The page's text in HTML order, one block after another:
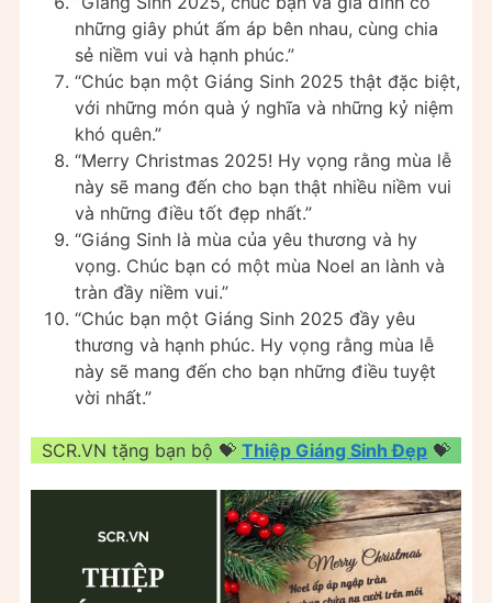
những giây phút ấm áp bên nhau, cùng chia
sẻ niềm vui và hạnh phúc.”
“Chúc bạn một Giáng Sinh 2025 thật đặc biệt,
với những món quà ý nghĩa và những kỷ niệm
khó quên.”
“Merry Christmas 2025! Hy vọng rằng mùa lễ
này sẽ mang đến cho bạn thật nhiều niềm vui
và những điều tốt đẹp nhất.”
“Giáng Sinh là mùa của yêu thương và hy
vọng. Chúc bạn có một mùa Noel an lành và
tràn đầy niềm vui.”
“Chúc bạn một Giáng Sinh 2025 đầy yêu
thương và hạnh phúc. Hy vọng rằng mùa lễ
này sẽ mang đến cho bạn những điều tuyệt
vời nhất.”
SCR.VN tặng bạn bộ 💝 Thiệp Giáng Sinh Đẹp 💝